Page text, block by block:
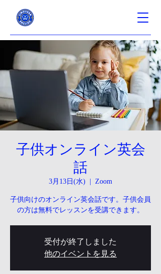
子供オンライン英会
話
3月13日(水) Zoom
子供向けのオンライン英会話です。子供会員
の方は無料でレッスンを受講できます。
受付が終了しました
他のイベントを見る